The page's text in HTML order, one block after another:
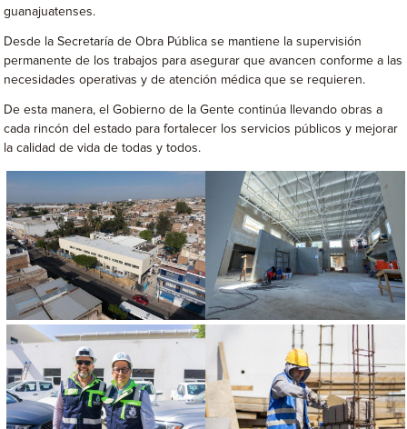
guanajuatenses.
Desde la Secretaría de Obra Pública se mantiene la supervisión
permanente de los trabajos para asegurar que avancen conforme a las
necesidades operativas y de atención médica que se requieren.
De esta manera, el Gobierno de la Gente continúa llevando obras a
cada rincón del estado para fortalecer los servicios públicos y mejorar
la calidad de vida de todas y todos.